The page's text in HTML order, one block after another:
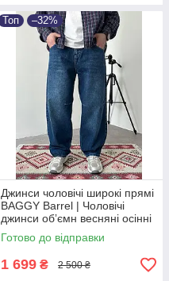
Топ –32%
Джинси чоловічі широкі прямі
BAGGY Barrel | Чоловічі
джинси обʼємн весняні осінні
Baggy
Готово до відправки
1 699 ₴ 2 500 ₴